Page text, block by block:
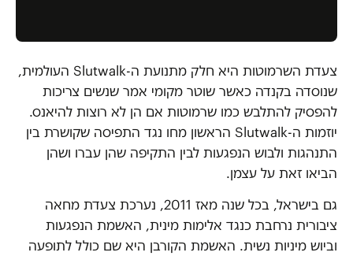
צעדת השרמוטות היא חלק מתנועת ה-Slutwalk העולמית,
שנוסדה בקנדה כאשר שוטר מקומי אמר שנשים צריכות
להפסיק להתלבש כמו שרמוטות אם הן לא רוצות להיאנס.
יוזמות ה-Slutwalk הראשון מחו נגד התפיסה שקושרת בין
התנהגות ולבוש הנפגעות לבין התקיפה שהן עברו ושהן
הביאו זאת על עצמן.
גם בישראל, בכל שנה מאז 2011, נערכת צעדת מחאה
ציבורית נרחבת כנגד אלימות מינית, האשמת הנפגעות
וביוש מיניות נשית. האשמת הקורבן היא שם כולל לתופעה